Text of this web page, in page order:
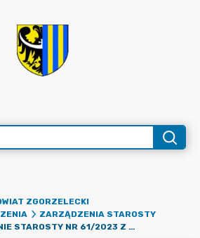
ZGORZELECKI
ZARZĄDZENIA STAROSTY
ZARZĄDZENIE STAROSTY NR 61/2023 Z DNIA 20 WRZEŚNIA 2023 R. W SPRAWIE POWOŁANIA SKŁADU OSOBOWEGO ZESPOŁU PROJEKTOWEGO W CELU PRZYGOTOWANIA I REALIZACJI PROJEKTU GRANTOWEGO PN.: "CYBERBEZPIECZNY SAMORZĄD" W RAMACH PROGRAMU OPERACYJNEGO FUNDUSZE EUROPEJSKIE NA ROZWÓJ CYFROWY 2011-2027 (FERC) DZIAŁANIE 2.2. PN. "WZMOCNIENIE KRAJOWEGO SYSTEMU CYBERBEZPIECZEŃSTWA".